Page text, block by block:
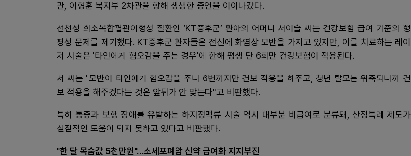
관, 이형훈 복지부 2차관을 향해 생생한 증언을 이어나갔다.
선천성 희소복합혈관이형성 질환인 ‘KT증후군’ 환아의 어머니 서이슬 씨는 건강보험 급여 기준의 형
평성 문제를 제기했다. KT증후군 환자들은 전신에 화염상 모반을 가지고 있지만, 이를 치료하는 레이
저 시술은 '타인에게 혐오감을 주는 경우'에 한해 평생 단 6회만 건강보험이 적용된다.
서 씨는 "모반이 타인에게 혐오감을 주니 6번까지만 건보 적용을 해주고, 청년 탈모는 위축되니까 건
보 적용을 해주겠다는 것은 앞뒤가 안 맞는다"고 비판했다.
특히 통증과 보행 장애를 유발하는 하지정맥류 시술 역시 대부분 비급여로 분류돼, 산정특례 제도가
실질적인 도움이 되지 못하고 있다고 비판했다.
"한 달 목숨값 5천만원"…소세포폐암 신약 급여화 지지부진